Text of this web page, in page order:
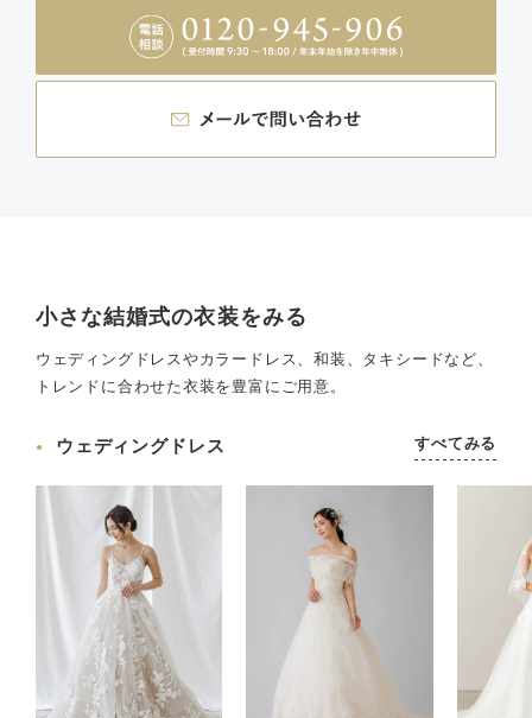
小さな結婚式の衣装をみる
ウェディングドレスやカラードレス、和装、タキシードなど、
トレンドに合わせた衣装を豊富にご用意。
ウェディングドレス すべてみる